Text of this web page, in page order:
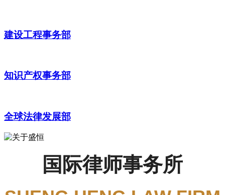
建设工程事务部
知识产权事务部
全球法律发展部
国际律师事务所